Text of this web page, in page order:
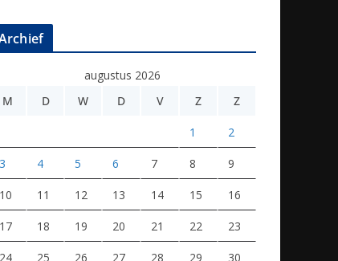
augustus 2026
M
D W D V Z Z
1 2
3 4 5 6 7 8 9
10 11 12 13 14 15 16
17 18 19 20 21 22 23
24 25 26 27 28 29 30